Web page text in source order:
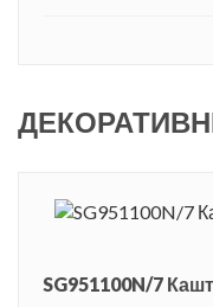
SG951100N/7